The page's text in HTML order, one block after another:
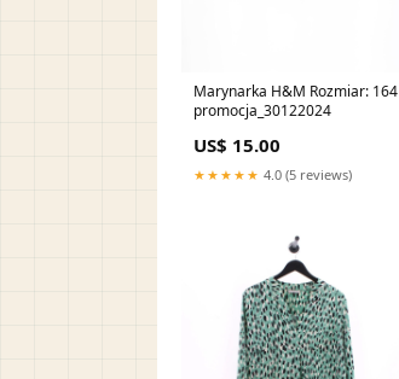
Marynarka H&M Rozmiar: 164
promocja_30122024
US$ 15.00
★★★★★ 4.0 (5 reviews)